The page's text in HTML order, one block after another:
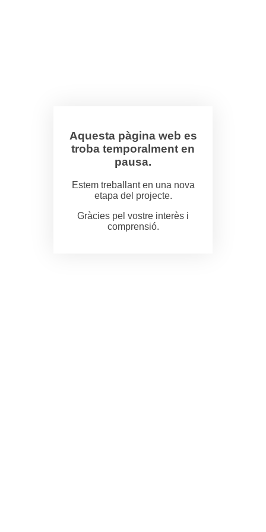
Aquesta pàgina web es
troba temporalment en
pausa.
Estem treballant en una nova
etapa del projecte.
Gràcies pel vostre interès i
comprensió.